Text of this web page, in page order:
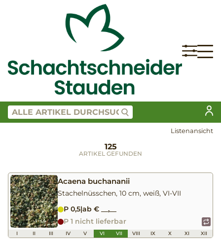
Listenansicht
125
ARTIKEL GEFUNDEN
Acaena buchananii
Stachelnüsschen, 10 cm, weiß, VI-VII
P 0,5|ab € __,__
P 1 nicht lieferbar
I II III IV V VI VII VIII IX X XI XII